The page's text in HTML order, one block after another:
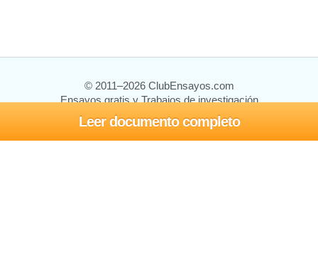
Leer documento completo
© 2011–2026 ClubEnsayos.com
Ensayos gratis y Trabajos de investigación